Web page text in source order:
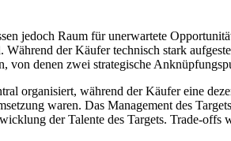
jedoch Raum für unerwartete
der Käufer technisch stark
von denen zwei strategische
organisiert, während der Käufer eine
waren. Das Management des
der Talente des Targets. Trade-